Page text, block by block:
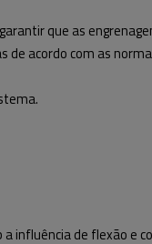
que as
acordo com as
influência de flexão e